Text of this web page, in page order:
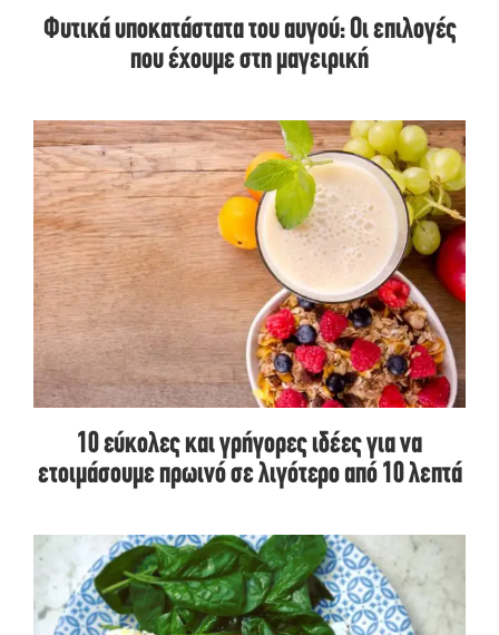
Φυτικά υποκατάστατα του αυγού: Οι επιλογές
που έχουμε στη μαγειρική
10 εύκολες και γρήγορες ιδέες για να
ετοιμάσουμε πρωινό σε λιγότερο από 10 λεπτά